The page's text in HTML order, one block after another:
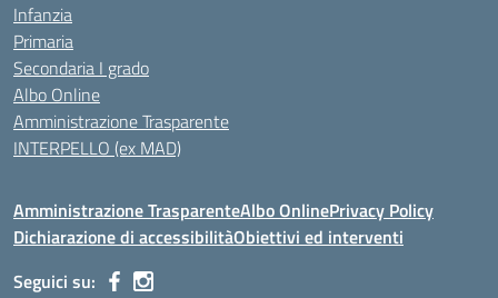
Infanzia
Primaria
Secondaria I grado
Albo Online
Amministrazione Trasparente
INTERPELLO (ex MAD)
Amministrazione TrasparenteAlbo OnlinePrivacy Policy
Dichiarazione di accessibilitàObiettivi ed interventi
Seguici su: